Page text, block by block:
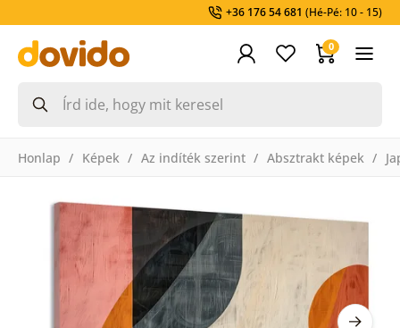
+36 176 54 681 (Hé-Pé: 10 - 15)
0
Honlap Képek Az indíték szerint Absztrakt képek